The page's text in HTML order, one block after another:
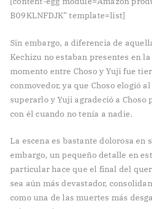
B09KLNFDJK” template=list]
Sin embargo, a diferencia de
Kechizu no estaban presentes en
momento entre Choso y Yuji fue
conmovedor, ya que Choso elogió
superarlo y Yuji agradeció a Choso
con él cuando no tenía a nadie.
La escena es bastante dolorosa en
embargo, un pequeño detalle en
particular hace que el final del
sea aún más devastador,
como una de las muertes más